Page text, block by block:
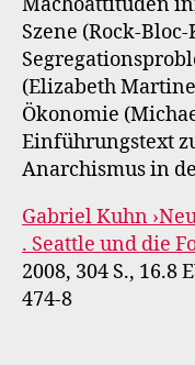
Machoattitüden
Szene (Rock-
(Elizabeth
Ökonomie
Einführungstext
Anarchismus in
Gabriel Kuhn
. Seattle und die
2008, 304 S., 16.8
474-8